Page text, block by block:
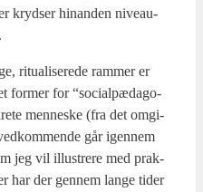
kryd­ser hin­an­den niveau­
ritu­a­li­se­re­de ram­mer er
for­mer for “soci­al­pæ­da­go­
men­ne­ske (fra det omgi­
går igen­nem
jeg vil illu­stre­re med prak­
har der gen­nem lan­ge tider